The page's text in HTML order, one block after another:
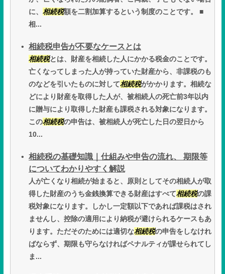
に、 相続税額を二割加算するという制度のことです。 ■
相...
相続税申告が不要なケースとは
相続税とは、財産を相続した人にかかる税金のことです。
亡くなってしまった人が持っていた財産から、非課税のも
のなどを引いたものに対して相続税がかかります。相続な
どにより財産を取得した人が、被相続人の死亡前3年以内
に贈与により取得した財産も課税される対象になります。
この相続税の申告は、被相続人が死亡した日の翌日から
10...
相続税の基礎知識｜仕組みや申告の流れ、 期限等
についてわかりやすく解説
人が亡くなり相続が始まると、原則としてその相続人が取
得した財産のうち金銭換算できる財産はすべて相続税の課
税対象になります。しかし一定額以下であれば課税はされ
ませんし、控除の適用により納税が避けられるケースもあ
ります。ただそのためには適切な相続税の申告をしなけれ
ばならず、期限も守らなければペナルティが課せられてし
ま...